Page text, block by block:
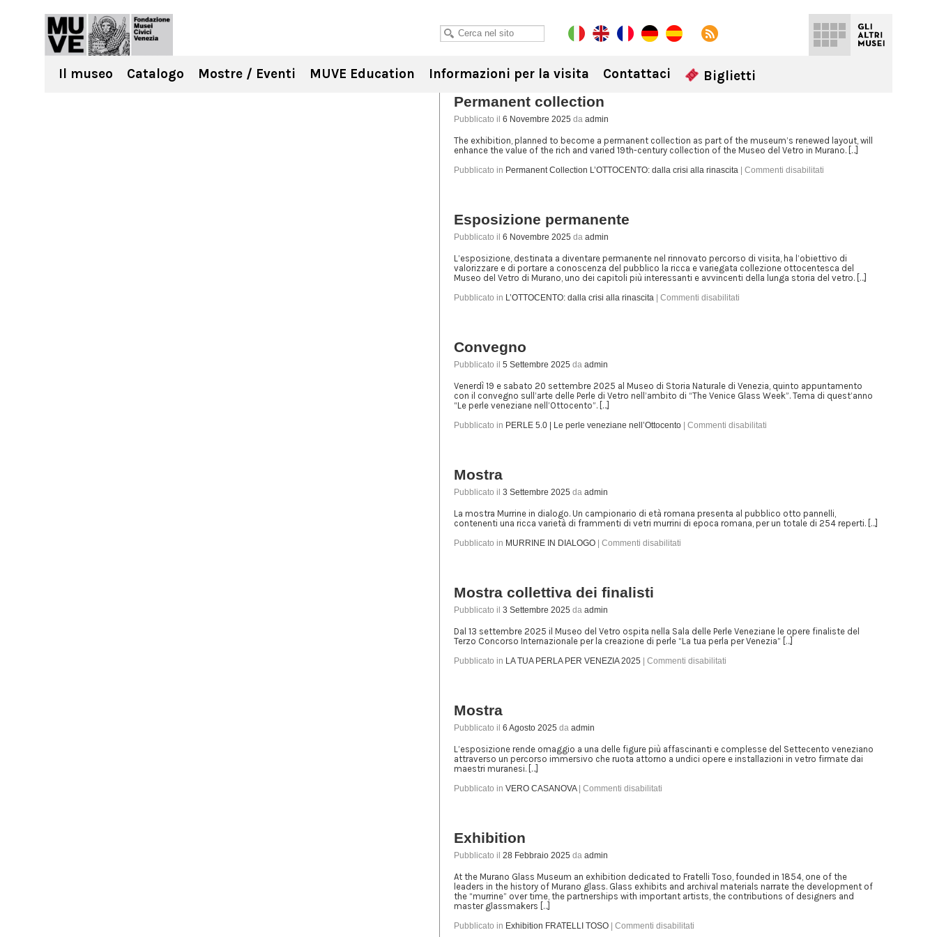
Il museo Catalogo Mostre / Eventi MUVE Education Informazioni per la visita Contattaci Biglietti
Permanent collection
Pubblicato il 6 Novembre 2025 da admin
The exhibition, planned to become a permanent collection as part of the museum’s renewed layout, will
enhance the value of the rich and varied 19th-century collection of the Museo del Vetro in Murano. […]
Pubblicato in Permanent Collection L’OTTOCENTO: dalla crisi alla rinascita Commenti disabilitati
Esposizione permanente
Pubblicato il 6 Novembre 2025 da admin
L’esposizione, destinata a diventare permanente nel rinnovato percorso di visita, ha l’obiettivo di
valorizzare e di portare a conoscenza del pubblico la ricca e variegata collezione ottocentesca del
Museo del Vetro di Murano, uno dei capitoli più interessanti e avvincenti della lunga storia del vetro. […]
Pubblicato in L’OTTOCENTO: dalla crisi alla rinascita Commenti disabilitati
Convegno
Pubblicato il 5 Settembre 2025 da admin
Venerdì 19 e sabato 20 settembre 2025 al Museo di Storia Naturale di Venezia, quinto appuntamento
con il convegno sull’arte delle Perle di Vetro nell’ambito di “The Venice Glass Week”. Tema di quest’anno
“Le perle veneziane nell’Ottocento”. […]
Pubblicato in PERLE 5.0 | Le perle veneziane nell’Ottocento Commenti disabilitati
Mostra
Pubblicato il 3 Settembre 2025 da admin
La mostra Murrine in dialogo. Un campionario di età romana presenta al pubblico otto pannelli,
contenenti una ricca varietà di frammenti di vetri murrini di epoca romana, per un totale di 254 reperti. […]
Pubblicato in MURRINE IN DIALOGO Commenti disabilitati
Mostra collettiva dei finalisti
Pubblicato il 3 Settembre 2025 da admin
Dal 13 settembre 2025 il Museo del Vetro ospita nella Sala delle Perle Veneziane le opere finaliste del
Terzo Concorso Internazionale per la creazione di perle “La tua perla per Venezia” […]
Pubblicato in LA TUA PERLA PER VENEZIA 2025 Commenti disabilitati
Mostra
Pubblicato il 6 Agosto 2025 da admin
L’esposizione rende omaggio a una delle figure più affascinanti e complesse del Settecento veneziano
attraverso un percorso immersivo che ruota attorno a undici opere e installazioni in vetro firmate dai
maestri muranesi. […]
Pubblicato in VERO CASANOVA Commenti disabilitati
Exhibition
Pubblicato il 28 Febbraio 2025 da admin
At the Murano Glass Museum an exhibition dedicated to Fratelli Toso, founded in 1854, one of the
leaders in the history of Murano glass. Glass exhibits and archival materials narrate the development of
the “murrine” over time, the partnerships with important artists, the contributions of designers and
master glassmakers […]
Pubblicato in Exhibition FRATELLI TOSO Commenti disabilitati